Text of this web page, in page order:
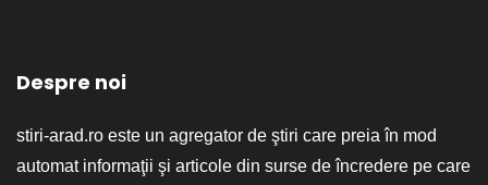
Despre noi
stiri-arad.ro este un agregator de ştiri care preia în mod
automat informaţii şi articole din surse de încredere pe care